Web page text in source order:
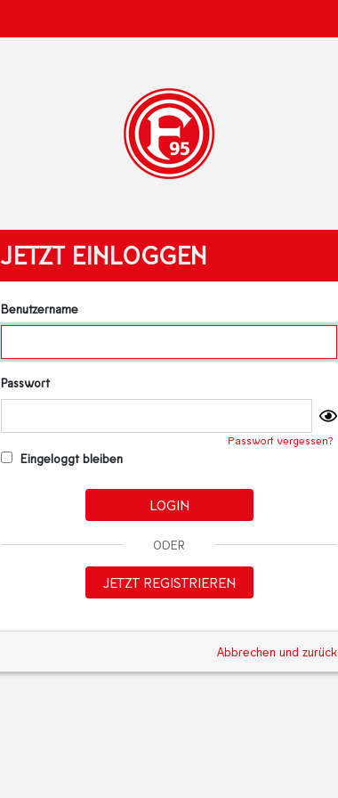
JETZT EINLOGGEN
Benutzername
Passwort
Passwort vergessen?
Eingeloggt bleiben
LOGIN
ODER
JETZT REGISTRIEREN
Abbrechen und zurück